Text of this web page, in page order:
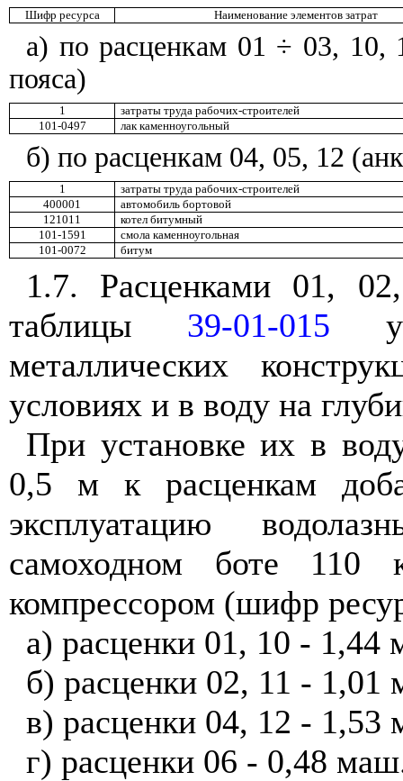
Шифр ресурса Наименование элементов затрат
а) по расценкам 01 ÷ 03, 10,
пояса)
1
затраты труда рабочих-строителей
101-0497
лак каменноугольный
б) по расценкам 04, 05, 12
1
затраты труда рабочих-строителей
400001
автомобиль бортовой
121011
котел битумный
101-1591
смола каменноугольная
101-0072
битум
1.7. Расценками 01,
таблицы 39-01-015
металлических
условиях и в воду на
При установке их в
0,5 м к расценкам
эксплуатацию
самоходном боте
компрессором (шифр
а) расценки 01, 10 - 1,44
б) расценки 02, 11 - 1,01
в) расценки 04, 12 - 1,53
г) расценки 06 - 0,48